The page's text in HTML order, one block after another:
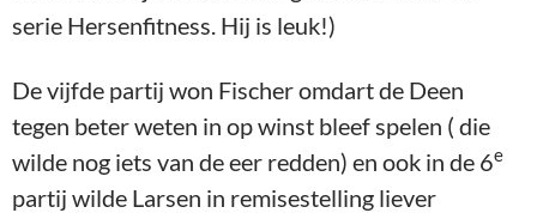
serie Hersenfitness. Hij is leuk!)
De vijfde partij won Fischer omdart de Deen
tegen beter weten in op winst bleef spelen ( die
wilde nog iets van de eer redden) en ook in de 6e
partij wilde Larsen in remisestelling liever